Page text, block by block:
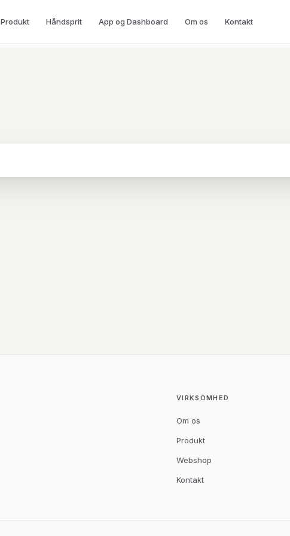
Produkt Håndsprit App og Dashboard Om os Kontakt
VIRKSOMHED
Om os
Produkt
Webshop
Kontakt